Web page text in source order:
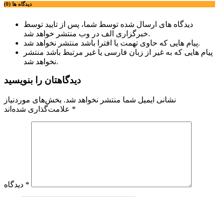
دیدگاه ها (0)
دیدگاه های ارسال شده توسط شما، پس از تایید توسط
خبرگزاری الف در وب منتشر خواهد شد.
پیام هایی که حاوی تهمت یا افترا باشد منتشر نخواهد شد.
پیام هایی که به غیر از زبان فارسی یا غیر مرتبط باشد منتشر
نخواهد شد.
دیدگاهتان را بنویسید
نشانی ایمیل شما منتشر نخواهد شد. بخش‌های موردنیاز
*
*